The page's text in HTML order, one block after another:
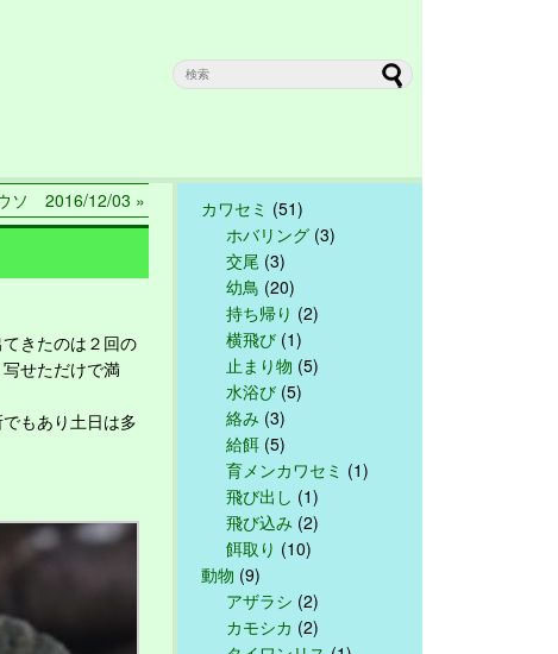
ソ 2016/12/03 »
きたのは２回の
せただけで満
もあり土日は多
カワセミ (51)
ホバリング (3)
交尾 (3)
幼鳥 (20)
持ち帰り (2)
横飛び (1)
止まり物 (5)
水浴び (5)
絡み (3)
給餌 (5)
育メンカワセミ (1)
飛び出し (1)
飛び込み (2)
餌取り (10)
動物 (9)
アザラシ (2)
カモシカ (2)